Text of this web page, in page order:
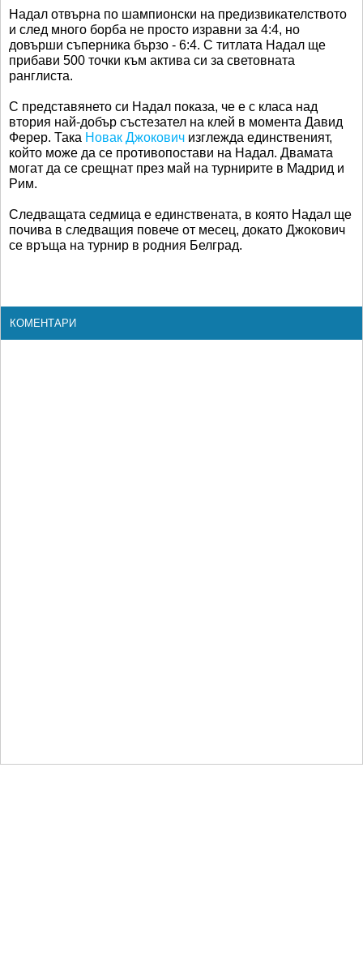
Надал отвърна по шампионски на предизвикателството
и след много борба не просто изравни за 4:4, но
довърши съперника бързо - 6:4. С титлата Надал ще
прибави 500 точки към актива си за световната
ранглиста.
С представянето си Надал показа, че е с класа над
втория най-добър състезател на клей в момента Давид
Ферер. Така Новак Джокович изглежда единственият,
който може да се противопостави на Надал. Двамата
могат да се срещнат през май на турнирите в Мадрид и
Рим.
Следващата седмица е единствената, в която Надал ще
почива в следващия повече от месец, докато Джокович
се връща на турнир в родния Белград.
КОМЕНТАРИ